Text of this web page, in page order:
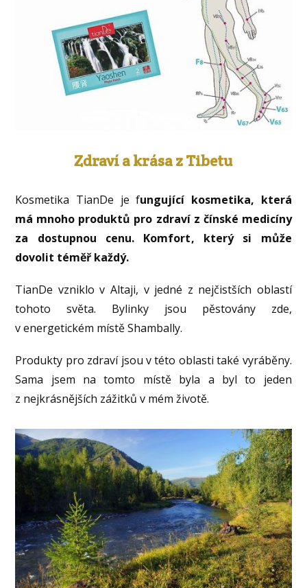
Zdraví a krása z Tibetu
Kosmetika TianDe je fungující kosmetika, která
má mnoho produktů pro zdraví z čínské medicíny
za dostupnou cenu. Komfort, který si může
dovolit téměř každý.
TianDe vzniklo v Altaji, v jedné z nejčistších oblastí
tohoto světa. Bylinky jsou pěstovány zde,
v energetickém místě Shambally.
Produkty pro zdraví jsou v této oblasti také vyráběny.
Sama jsem na tomto místě byla a byl to jeden
z nejkrásnějších zážitků v mém životě.